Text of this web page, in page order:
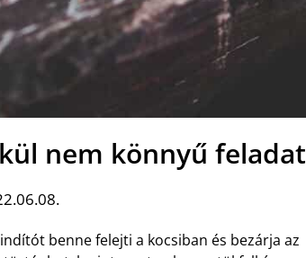
nem könnyű feladat
benne felejti a kocsiban és bezárja az